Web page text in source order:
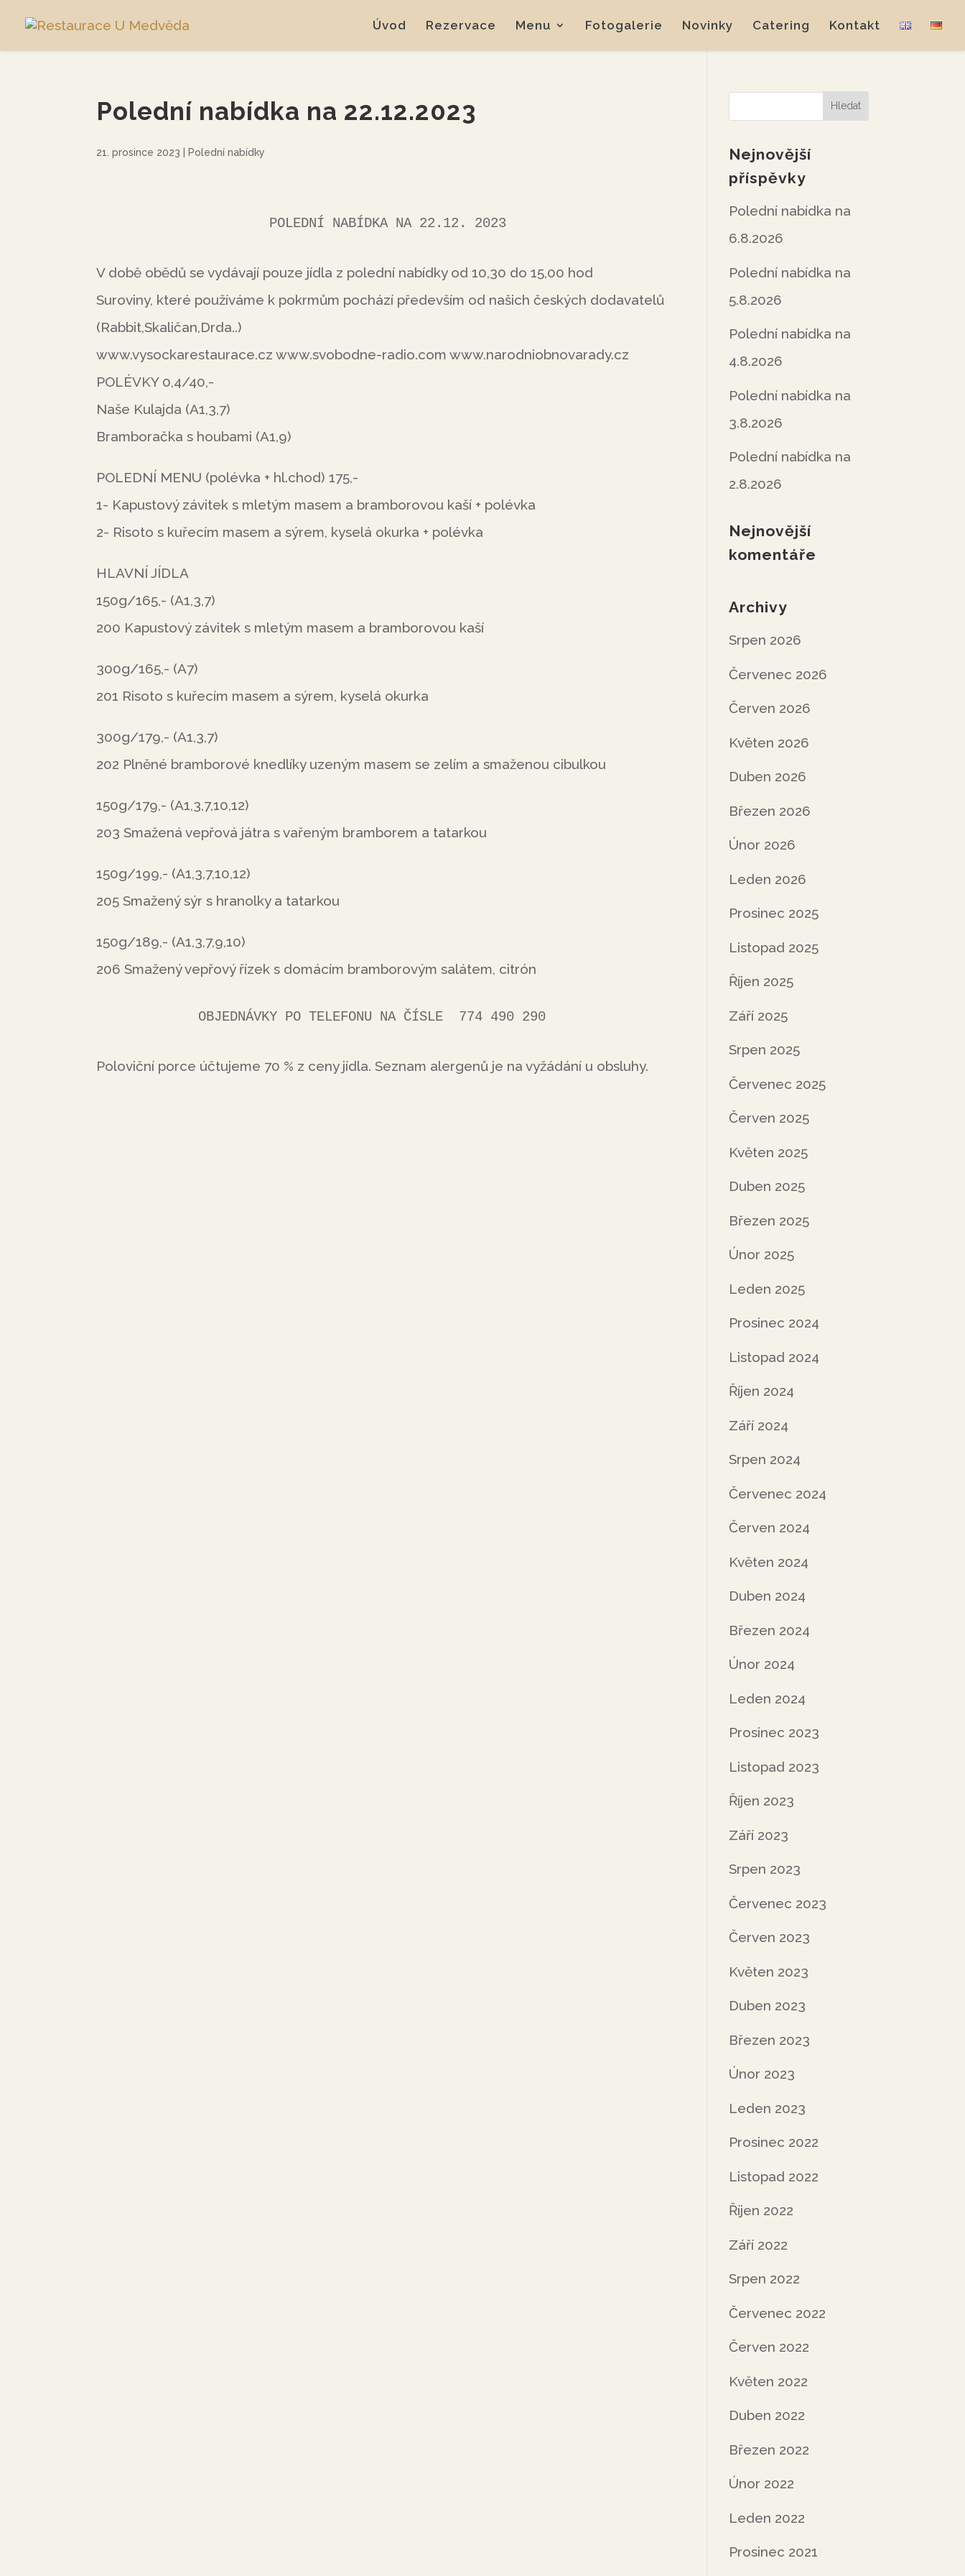
Úvod Rezervace Menu Fotogalerie Novinky Catering Kontakt
Polední nabídka na 22.12.2023
21. prosince 2023 Polední nabídky
                     POLEDNÍ NABÍDKA NA 22.12. 2023
V době obědů se vydávají pouze jídla z polední nabídky od 10,30 do 15,00 hod
Suroviny, které používáme k pokrmům pochází především od našich českých dodavatelů
(Rabbit,Skaličan,Drda..)
www.vysockarestaurace.cz www.svobodne-radio.com www.narodniobnovarady.cz
POLÉVKY 0,4/40,-
Naše Kulajda (A1,3,7)
Bramboračka s houbami (A1,9)
POLEDNÍ MENU (polévka + hl.chod) 175,-
1- Kapustový závitek s mletým masem a bramborovou kaší + polévka
2- Risoto s kuřecím masem a sýrem, kyselá okurka + polévka
HLAVNÍ JÍDLA
150g/165,- (A1,3,7)
200 Kapustový závitek s mletým masem a bramborovou kaší
300g/165,- (A7)
201 Risoto s kuřecím masem a sýrem, kyselá okurka
300g/179,- (A1,3,7)
202 Plněné bramborové knedlíky uzeným masem se zelím a smaženou cibulkou
150g/179,- (A1,3,7,10,12)
203 Smažená vepřová játra s vařeným bramborem a tatarkou
150g/199,- (A1,3,7,10,12)
205 Smažený sýr s hranolky a tatarkou
150g/189,- (A1,3,7,9,10)
206 Smažený vepřový řízek s domácím bramborovým salátem, citrón
            OBJEDNÁVKY PO TELEFONU NA ČÍSLE  774 490 290
Poloviční porce účtujeme 70 % z ceny jídla. Seznam alergenů je na vyžádání u obsluhy.
Nejnovější
příspěvky
Polední nabídka na
6.8.2026
Polední nabídka na
5.8.2026
Polední nabídka na
4.8.2026
Polední nabídka na
3.8.2026
Polední nabídka na
2.8.2026
Nejnovější
komentáře
Archivy
Srpen 2026
Červenec 2026
Červen 2026
Květen 2026
Duben 2026
Březen 2026
Únor 2026
Leden 2026
Prosinec 2025
Listopad 2025
Říjen 2025
Září 2025
Srpen 2025
Červenec 2025
Červen 2025
Květen 2025
Duben 2025
Březen 2025
Únor 2025
Leden 2025
Prosinec 2024
Listopad 2024
Říjen 2024
Září 2024
Srpen 2024
Červenec 2024
Červen 2024
Květen 2024
Duben 2024
Březen 2024
Únor 2024
Leden 2024
Prosinec 2023
Listopad 2023
Říjen 2023
Září 2023
Srpen 2023
Červenec 2023
Červen 2023
Květen 2023
Duben 2023
Březen 2023
Únor 2023
Leden 2023
Prosinec 2022
Listopad 2022
Říjen 2022
Září 2022
Srpen 2022
Červenec 2022
Červen 2022
Květen 2022
Duben 2022
Březen 2022
Únor 2022
Leden 2022
Prosinec 2021